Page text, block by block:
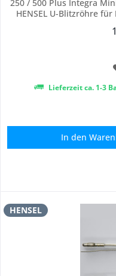
250 / 500 Plus Integra
HENSEL U-Blitzröhre
Lieferzeit ca. 1-3
In den
HENSEL